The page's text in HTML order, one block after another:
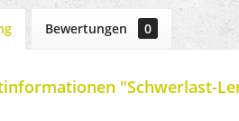
Bewertungen 0
"Schwerlast-